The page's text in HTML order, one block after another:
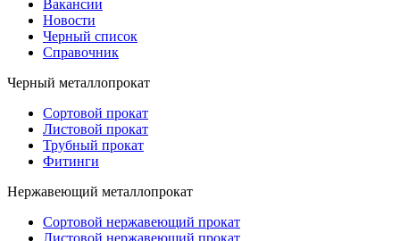
Вакансии
Новости
Черный список
Справочник
Черный металлопрокат
Сортовой прокат
Листовой прокат
Трубный прокат
Фитинги
Нержавеющий металлопрокат
Сортовой нержавеющий прокат